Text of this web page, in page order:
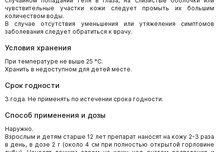
чувствительные участки кожи следует промыть их большим
количеством воды.
В случае отсутствия уменьшения или утяжеления симптомов
заболевания следует обратиться к врачу.
Условия хранения
При температуре не выше 25 °C.
Хранить в недоступном для детей месте.
Срок годности
3 года. Не применять по истечении срока годности.
Способ применения и дозы
Наружно.
Взрослым и детям старше 12 лет препарат наносят на кожу 2-3 раза
в день, в дозе 2 г (около 4 см при полностью открытой горловине